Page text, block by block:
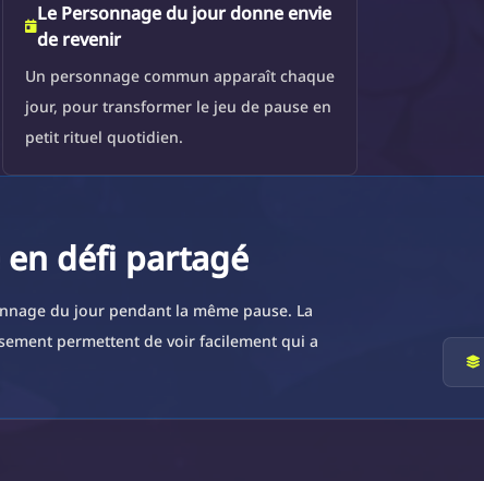
Le Personnage du jour donne envie
de revenir
Un personnage commun apparaît chaque
jour, pour transformer le jeu de pause en
petit rituel quotidien.
défi partagé
du jour pendant la même pause. La
permettent de voir facilement qui a